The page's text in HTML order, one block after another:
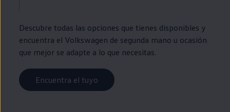
Descubre todas las opciones que tienes disponibles y
encuentra el Volkswagen de segunda mano u ocasión
que mejor se adapte a lo que necesitas.
Encuentra el tuyo